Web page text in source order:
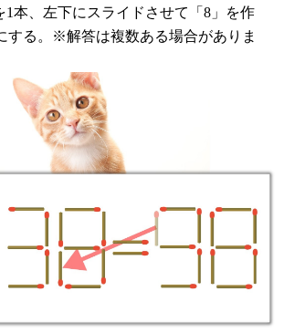
1本、左下にスライドさせて「8」を作
する。※解答は複数ある場合がありま